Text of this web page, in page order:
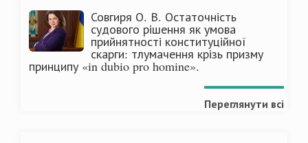
Совгиря О. В. Остаточність
судового рішення як умова
прийнятності конституційної
скарги: тлумачення крізь призму
принципу «in dubio pro homine».
Переглянути всі